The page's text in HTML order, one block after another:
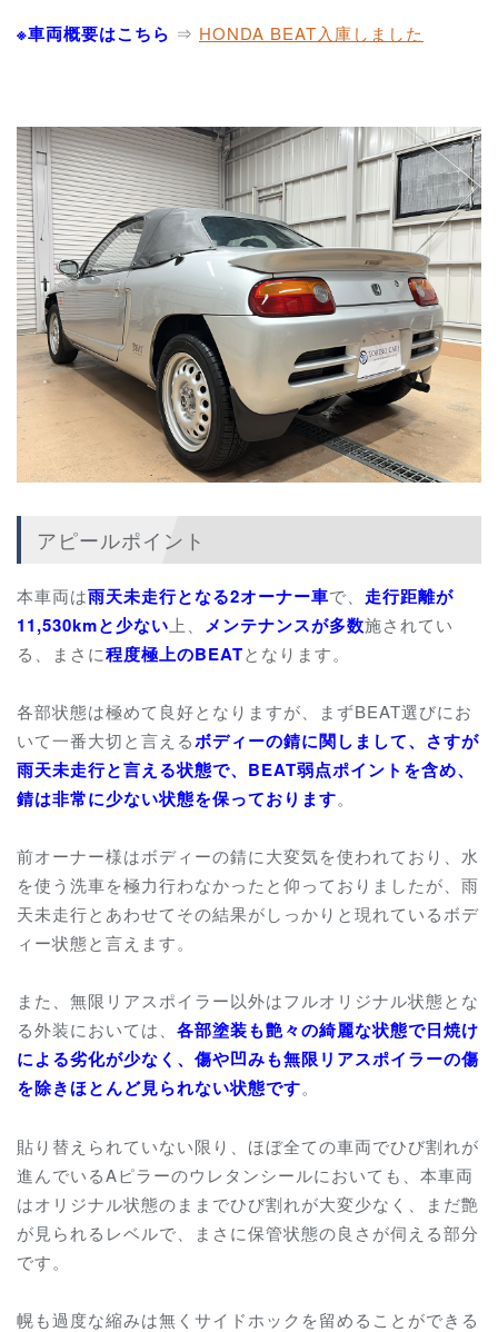
※車両概要はこちら ⇒ HONDA BEAT入庫しました
アピールポイント
本車両は雨天未走行となる2オーナー車で、 走行距離が
11,530kmと少ない 上、 メンテナンスが多数施されてい
る、まさに程度極上のBEATとなります。
各部状態は極めて良好となりますが、まずBEAT選びにお
いて一番大切と言えるボディーの錆に関しまして、さすが
雨天未走行と言える状態で、BEAT弱点ポイントを含め、
錆は非常に少ない状態を保っております。
前オーナー様はボディーの錆に大変気を使われており、水
を使う洗車を極力行わなかったと仰っておりましたが、雨
天未走行とあわせてその結果がしっかりと現れているボデ
ィー状態と言えます。
また、無限リアスポイラー以外はフルオリジナル状態とな
る外装においては、 各部塗装も艶々の綺麗な状態で日焼け
による劣化が少なく、傷や凹みも無限リアスポイラーの傷
を除きほとんど見られない状態です。
貼り替えられていない限り、ほぼ全ての車両でひび割れが
進んでいるAピラーのウレタンシールにおいても、本車両
はオリジナル状態のままでひび割れが大変少なく、まだ艶
が見られるレベルで、まさに保管状態の良さが伺える部分
です。
幌も過度な縮みは無くサイドホックを留めることができる